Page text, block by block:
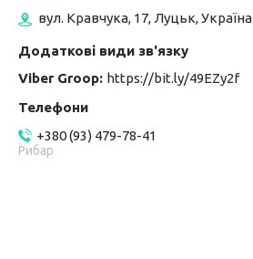
вул. Кравчука, 17, Луцьк, Україна
Viber Groop https://bit.ly/49EZy2f
+380 (93) 479-78-41
Рибар